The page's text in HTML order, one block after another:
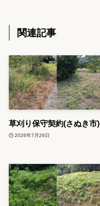
関連記事
草刈り保守契約(さぬき市)
2026年7月26日